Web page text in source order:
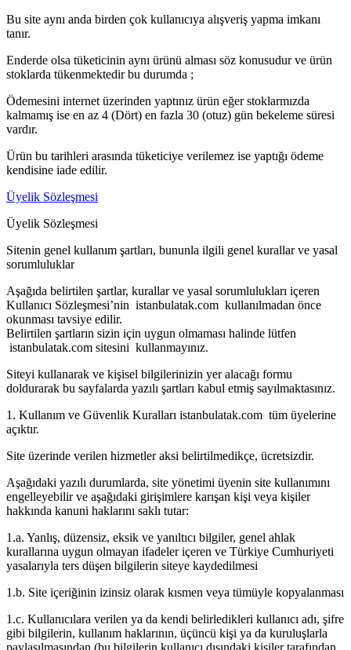
Bu site aynı anda birden çok kullanıcıya alışveriş yapma imkanı
tanır.
Enderde olsa tüketicinin aynı ürünü alması söz konusudur ve ürün
stoklarda tükenmektedir bu durumda ;
Ödemesini internet üzerinden yaptınız ürün eğer stoklarmızda
kalmamış ise en az 4 (Dört) en fazla 30 (otuz) gün bekeleme süresi
vardır.
Ürün bu tarihleri arasında tüketiciye verilemez ise yaptığı ödeme
kendisine iade edilir.
Üyelik Sözleşmesi
Üyelik Sözleşmesi
Sitenin genel kullanım şartları, bununla ilgili genel kurallar ve yasal
sorumluluklar
Aşağıda belirtilen şartlar, kurallar ve yasal sorumlulukları içeren
Kullanıcı Sözleşmesi’nin istanbulatak.com kullanılmadan önce
okunması tavsiye edilir.
Belirtilen şartların sizin için uygun olmaması halinde lütfen
istanbulatak.com sitesini kullanmayınız.
Siteyi kullanarak ve kişisel bilgilerinizin yer alacağı formu
doldurarak bu sayfalarda yazılı şartları kabul etmiş sayılmaktasınız.
1. Kullanım ve Güvenlik Kuralları istanbulatak.com tüm üyelerine
açıktır.
Site üzerinde verilen hizmetler aksi belirtilmedikçe, ücretsizdir.
Aşağıdaki yazılı durumlarda, site yönetimi üyenin site kullanımını
engelleyebilir ve aşağıdaki girişimlere karışan kişi veya kişiler
hakkında kanuni haklarını saklı tutar:
1.a. Yanlış, düzensiz, eksik ve yanıltıcı bilgiler, genel ahlak
kurallarına uygun olmayan ifadeler içeren ve Türkiye Cumhuriyeti
yasalarıyla ters düşen bilgilerin siteye kaydedilmesi
1.b. Site içeriğinin izinsiz olarak kısmen veya tümüyle kopyalanması
1.c. Kullanıcılara verilen ya da kendi belirledikleri kullanıcı adı, şifre
gibi bilgilerin, kullanım haklarının, üçüncü kişi ya da kuruluşlarla
paylaşılmasından (bu bilgilerin kullanıcı dışındaki kişiler tarafından